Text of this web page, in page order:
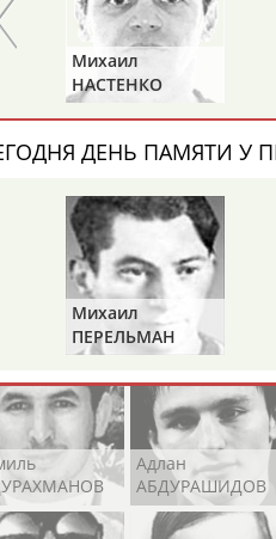
Артур
АБДРАХМАНОВ
АБДУЛДАУДОВ
информацию о хорошо
Страна должна знать
Адлан
АБДУРАШИДОВ
Михаил
НАСТЕНКО
ДЕНЬ ПАМЯТИ У
Михаил
ПЕРЕЛЬМАН
(ПЕРЛЬМАН)